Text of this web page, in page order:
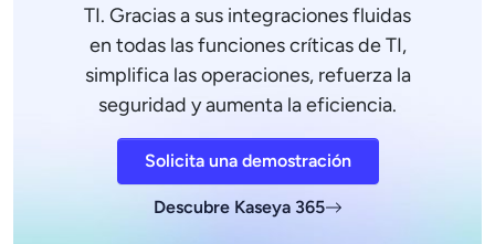
TI. Gracias a sus integraciones fluidas
en todas las funciones críticas de TI,
simplifica las operaciones, refuerza la
seguridad y aumenta la eficiencia.
Solicita una demostración
Descubre Kaseya 365